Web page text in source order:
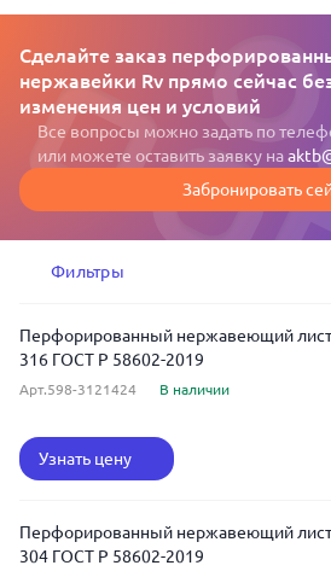
Сделайте заказ
нержавейки Rv прямо сейчас
изменения цен и условий
Все вопросы можно задать по
или можете оставить заявку на
Забронировать
Фильтры
Перфорированный нержавеющий лист
316 ГОСТ Р 58602-2019
Арт.598-3121424 В наличии
Узнать цену
Перфорированный нержавеющий лист
304 ГОСТ Р 58602-2019